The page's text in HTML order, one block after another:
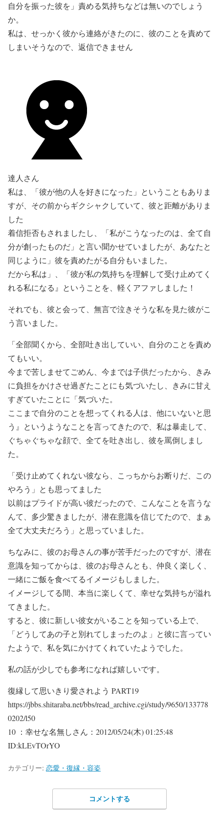
自分を振った彼を」責める気持ちなどは無いのでしょう
か。
私は、せっかく彼から連絡がきたのに、彼のことを責めて
しまいそうなので、返信できません
達人さん
私は、「彼が他の人を好きになった」ということもありま
すが、その前からギクシャクしていて、彼と距離がありま
した
着信拒否もされましたし、「私がこうなったのは、全て自
分が創ったものだ」と言い聞かせていましたが、あなたと
同じように」彼を責めたがる自分もいました。
だから私は」、「彼が私の気持ちを理解して受け止めてく
れる私になる』ということを、軽くアファしました！
それでも、彼と会って、無言で泣きそうな私を見た彼がこ
う言いました。
「全部聞くから、全部吐き出していい、自分のことを責め
てもいい。
今まで苦しませてごめん、今までは子供だったから、きみ
に負担をかけさせ過ぎたことにも気づいたし、きみに甘え
すぎていたことに「気づいた。
ここまで自分のことを想ってくれる人は、他にいないと思
う』というようなことを言ってきたので、私は暴走して、
ぐちゃぐちゃな顔で、全てを吐き出し、彼を罵倒しまし
た。
「受け止めてくれない彼なら、こっちからお断りだ、この
やろう」とも思ってました
以前はプライドが高い彼だったので、こんなことを言うな
んて、多少驚きましたが、潜在意識を信じてたので、まぁ
全て大丈夫だろう」と思っていました。
ちなみに、彼のお母さんの事が苦手だったのですが、潜在
意識を知ってからは、彼のお母さんとも、仲良く楽しく、
一緒にご飯を食べてるイメージもしました。
イメージしてる間、本当に楽しくて、幸せな気持ちが溢れ
てきました。
すると、彼に新しい彼女がいることを知っている上で、
「どうしてあの子と別れてしまったのよ」と彼に言ってい
たようで、私を気にかけてくれていたようでした。
私の話が少しでも参考になれば嬉しいです。
復縁して思いきり愛されよう PART19
https://jbbs.shitaraba.net/bbs/read_archive.cgi/study/9650/133778
0202/l50
10 ：幸せな名無しさん：2012/05/24(木) 01:25:48
ID:kLEvTOrYO
カテゴリー: 恋愛・復縁・容姿
コメントする